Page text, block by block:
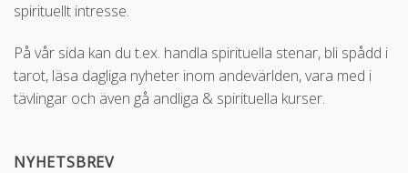
spirituellt intresse.
På vår sida kan du t.ex. handla spirituella stenar, bli spådd i
tarot, läsa dagliga nyheter inom andevärlden, vara med i
tävlingar och även gå andliga & spirituella kurser.
NYHETSBREV